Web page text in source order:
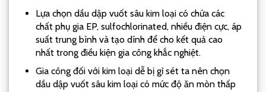
Lựa chọn dầu dập vuốt sâu kim loại có chứa các
chất phụ gia EP, sulfochlorinated, nhiều điện cực, áp
suất trung bình và tạo dính để cho kết quả cao
nhất trong điều kiện gia công khắc nghiệt.
Gia công đối với kim loại dễ bị gỉ sét ta nên chọn
dầu dập vuốt sâu kim loại có mức độ ăn mòn thấp